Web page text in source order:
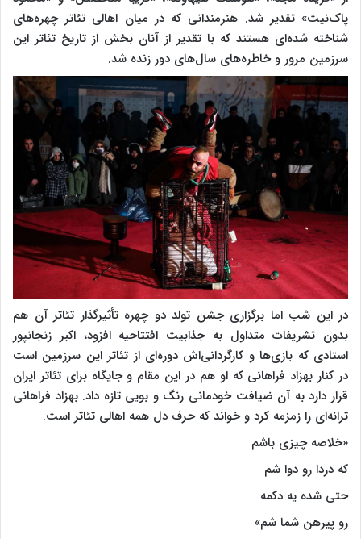
پاک‌نیت» تقدیر شد. هنرمندانی که در میان اهالی تئاتر چهره‌های
شناخته شده‌ای هستند که با تقدیر از آنان بخش از تاریخ تئاتر این
سرزمین مرور و خاطره‌های سال‌های دور زنده شد.
در این شب اما برگزاری جشن تولد دو چهره تأثیرگذار تئاتر آن هم
بدون تشریفات متداول به جذابیت افتتاحیه افزود، اکبر زنجانپور
استادی که بازی‌ها و کارگردانی‌اش دوره‌ای از تئاتر این سرزمین است
در کنار بهزاد فراهانی که او هم در این مقام و جایگاه برای تئاتر ایران
قرار دارد به آن ضیافت خودمانی رنگ و بویی تازه داد. بهزاد فراهانی
ترانه‌ای را زمزمه کرد و خواند که حرف دل همه اهالی تئاتر است.
«خلاصه چیزی باشم
که دردا رو دوا شم
حتی شده یه دکمه
رو پیرهن شما شم»